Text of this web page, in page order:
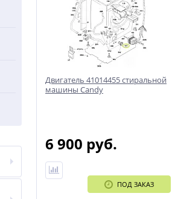
Двигатель 41014455 стиральной
машины Candy
6 900 руб.
ПОД ЗАКАЗ